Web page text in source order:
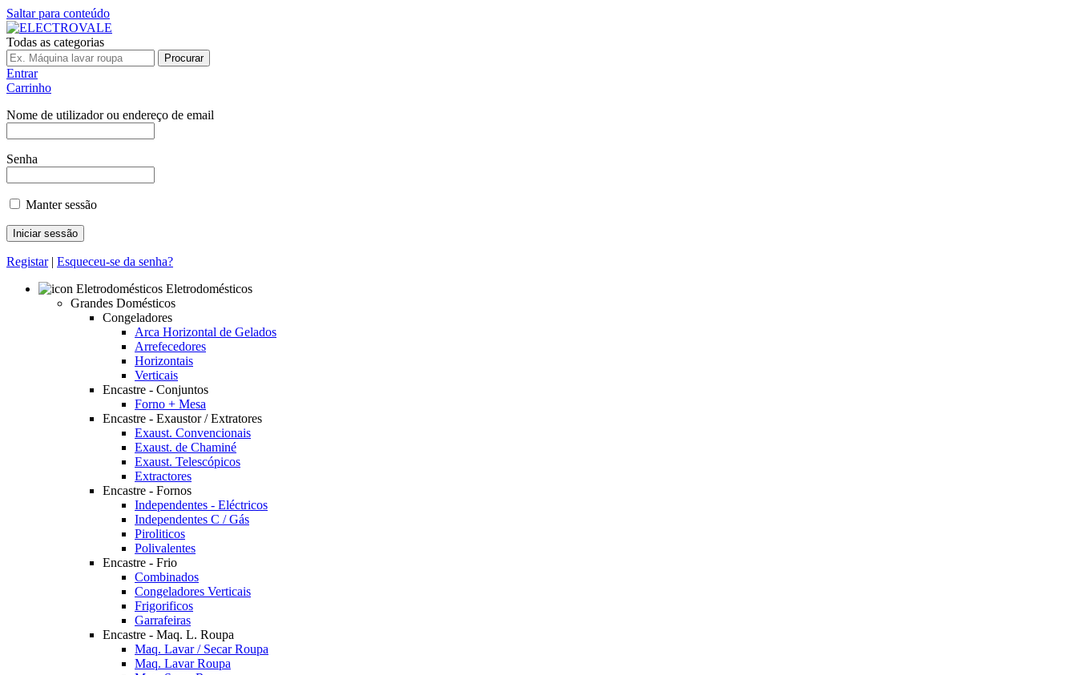
Saltar para conteúdo
Todas as categorias
Procurar
Entrar
Carrinho
Nome de utilizador ou endereço de email
Senha
Manter sessão
Registar| Esqueceu-se da senha?
Eletrodomésticos
Grandes Domésticos
Congeladores
Arca Horizontal de Gelados
Arrefecedores
Horizontais
Verticais
Encastre - Conjuntos
Forno + Mesa
Encastre - Exaustor / Extratores
Exaust. Convencionais
Exaust. de Chaminé
Exaust. Telescópicos
Extractores
Encastre - Fornos
Independentes - Eléctricos
Independentes C / Gás
Piroliticos
Polivalentes
Encastre - Frio
Combinados
Congeladores Verticais
Frigorificos
Garrafeiras
Encastre - Maq. L. Roupa
Maq. Lavar / Secar Roupa
Maq. Lavar Roupa